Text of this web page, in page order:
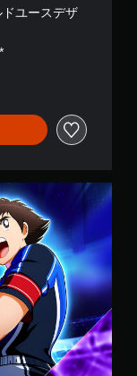
ユースデザ